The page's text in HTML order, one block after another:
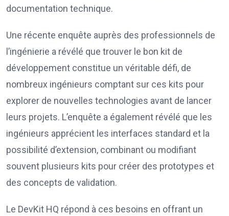
documentation technique.
Une récente enquête auprès des professionnels de
l’ingénierie a révélé que trouver le bon kit de
développement constitue un véritable défi, de
nombreux ingénieurs comptant sur ces kits pour
explorer de nouvelles technologies avant de lancer
leurs projets. L’enquête a également révélé que les
ingénieurs apprécient les interfaces standard et la
possibilité d’extension, combinant ou modifiant
souvent plusieurs kits pour créer des prototypes et
des concepts de validation.
Le DevKit HQ répond à ces besoins en offrant un